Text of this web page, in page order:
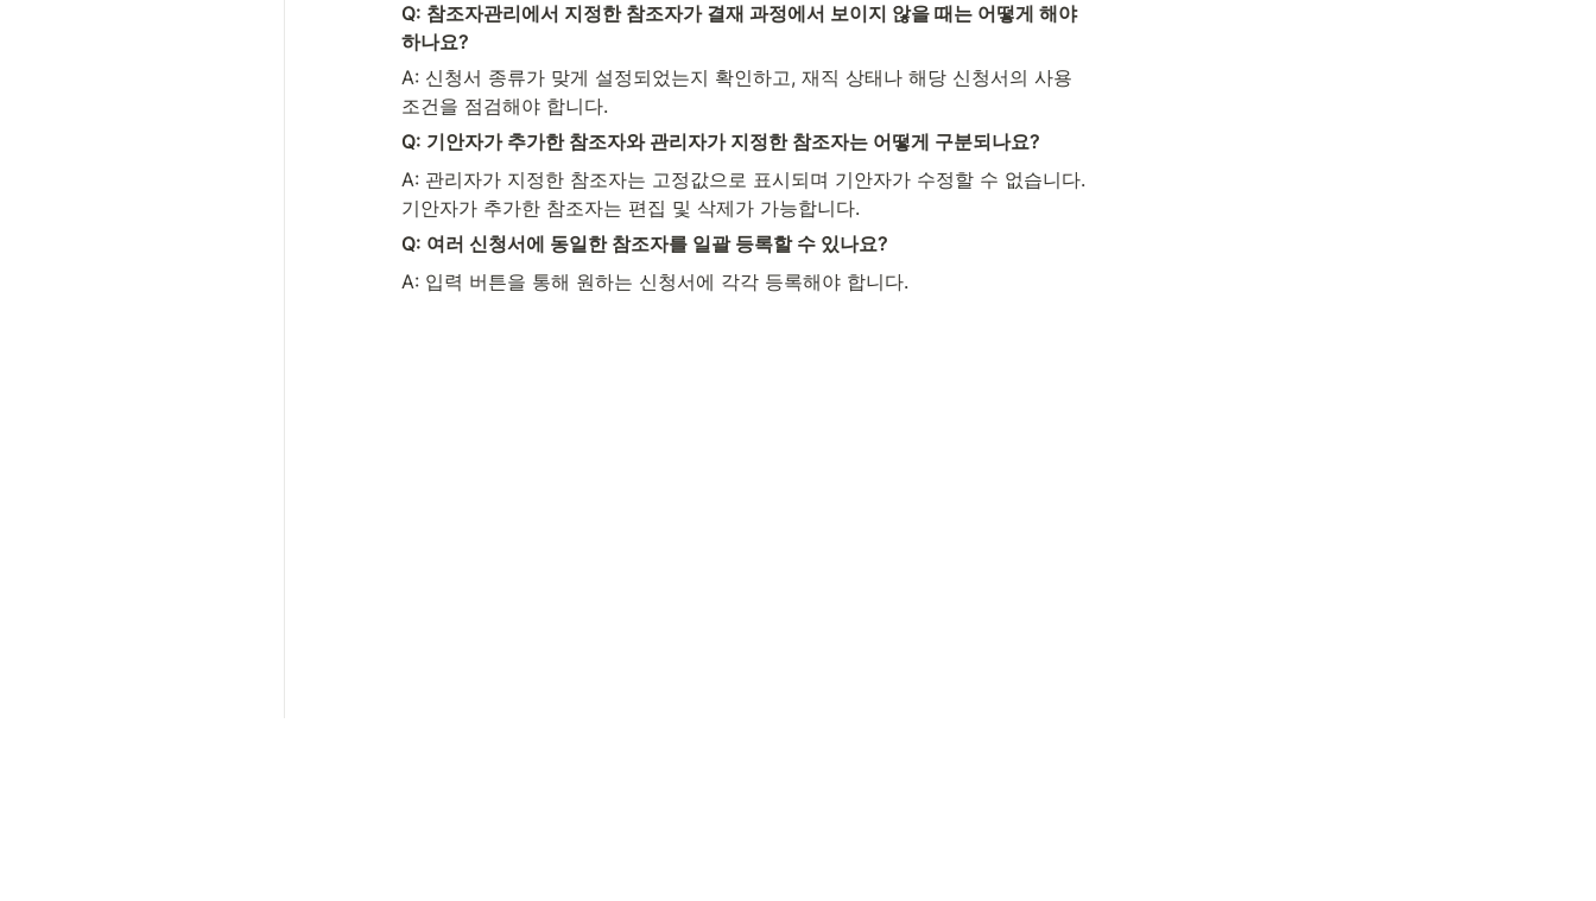
Q: 참조자관리에서 지정한 참조자가 결재 과정에서 보이지 않을 때는 어떻게 해야
하나요?
A: 신청서 종류가 맞게 설정되었는지 확인하고, 재직 상태나 해당 신청서의 사용
조건을 점검해야 합니다.
Q: 기안자가 추가한 참조자와 관리자가 지정한 참조자는 어떻게 구분되나요?
A: 관리자가 지정한 참조자는 고정값으로 표시되며 기안자가 수정할 수 없습니다.
기안자가 추가한 참조자는 편집 및 삭제가 가능합니다.
Q: 여러 신청서에 동일한 참조자를 일괄 등록할 수 있나요?
A: 입력 버튼을 통해 원하는 신청서에 각각 등록해야 합니다.